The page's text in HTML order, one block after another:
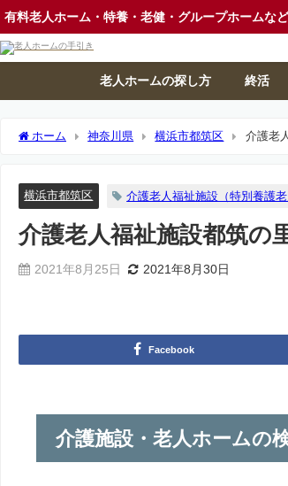
有料老人ホーム・特養・老健・グループホームな
老人ホームの探し方 終活
ホーム 神奈川県 横浜市都筑区 介護老
横浜市都筑区 介護老人福祉施設（特別養護老
介護老人福祉施設都筑の
2021年8月25日 2021年8月30日
Facebook
介護施設・老人ホームの